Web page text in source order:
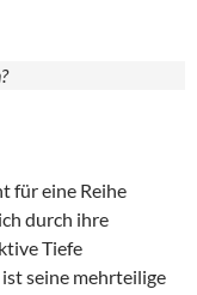
für eine Reihe
durch ihre
Tiefe
seine mehrteilige